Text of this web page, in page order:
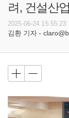
려, 건설산
2025-06-24 15:55:23
김환 기자 -